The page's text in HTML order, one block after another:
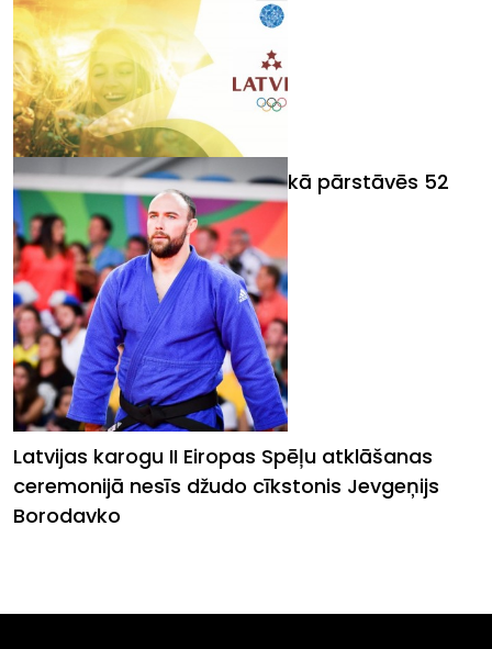
Latviju II Eiropas Spēlēs Minskā pārstāvēs 52
sportisti
Latvijas karogu II Eiropas Spēļu atklāšanas
ceremonijā nesīs džudo cīkstonis Jevgeņijs
Borodavko